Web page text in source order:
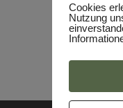
Cookies
Nutzung